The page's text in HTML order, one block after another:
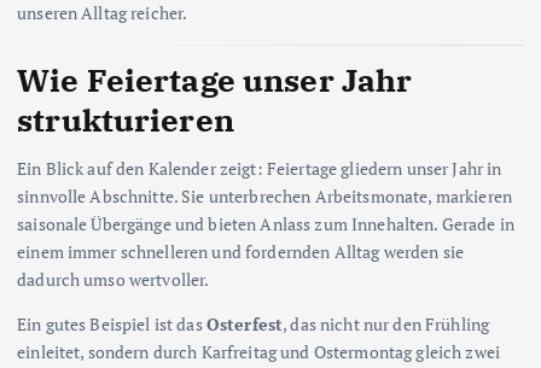
unseren Alltag reicher.
Wie Feiertage unser Jahr
strukturieren
Ein Blick auf den Kalender zeigt: Feiertage gliedern unser Jahr in
sinnvolle Abschnitte. Sie unterbrechen Arbeitsmonate, markieren
saisonale Übergänge und bieten Anlass zum Innehalten. Gerade in
einem immer schnelleren und fordernden Alltag werden sie
dadurch umso wertvoller.
Ein gutes Beispiel ist dasOsterfest, das nicht nur den Frühling
einleitet, sondern durch Karfreitag und Ostermontag gleich zwei